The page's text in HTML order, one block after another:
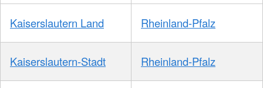
Kaiserslautern Land Rheinland-Pfalz
Kaiserslautern-Stadt Rheinland-Pfalz